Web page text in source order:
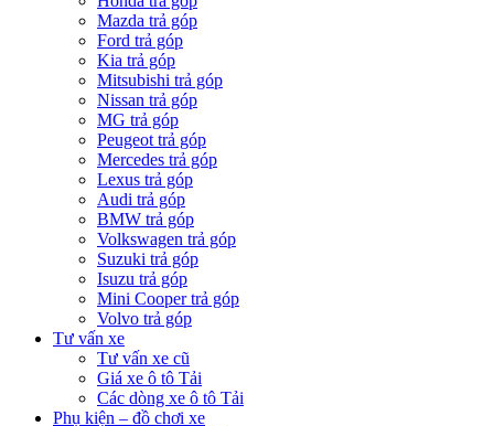
Mazda trả góp
Ford trả góp
Kia trả góp
Mitsubishi trả góp
Nissan trả góp
MG trả góp
Peugeot trả góp
Mercedes trả góp
Lexus trả góp
Audi trả góp
BMW trả góp
Volkswagen trả góp
Suzuki trả góp
Isuzu trả góp
Mini Cooper trả góp
Volvo trả góp
Tư vấn xe
Tư vấn xe cũ
Giá xe ô tô Tải
Các dòng xe ô tô Tải
Phụ kiện – đồ chơi xe